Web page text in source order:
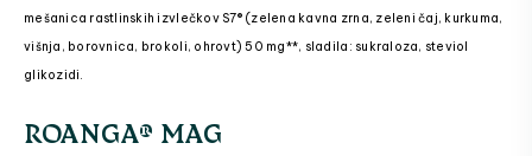
mešanica rastlinskih izvlečkov S7® (zelena kavna zrna, zeleni čaj, kurkuma,
višnja, borovnica, brokoli, ohrovt) 50 mg**, sladila: sukraloza, steviol
glikozidi.
ROANGA® MAG